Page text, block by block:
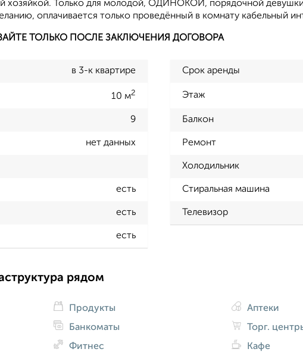
хозяйкой. Только для молодой, ОДИНОКОЙ, порядочной
оплачивается только проведённый в комнату кабельный
ТОЛЬКО ПОСЛЕ ЗАКЛЮЧЕНИЯ ДОГОВОРА
в 3-к квартире Срок аренды
10 м2 Этаж
9 Балкон
нет данных Ремонт
Холодильник
есть Стиральная машина
есть Телевизор
есть
рядом
Продукты
Банкоматы
Фитнес
Аптеки
Торг.
Кафе